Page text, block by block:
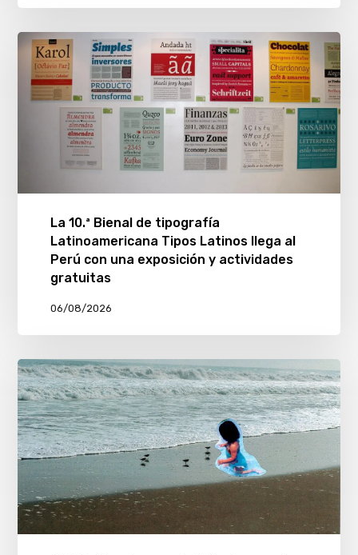
La 10.ª Bienal de tipografía
Latinoamericana Tipos Latinos llega al
Perú con una exposición y actividades
gratuitas
06/08/2026